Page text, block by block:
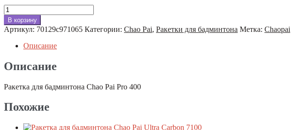
Количество
товара
Ракетка
для
бадминтона
Pai
Pro
В корзину
Артикул: 70129c971065 Категории: Chao Pai, Ракетки для бадминтона Метка: Chaopai
Описание
Описание
Ракетка для бадминтона Chao Pai Pro 400
Похожие